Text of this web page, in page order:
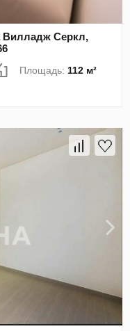
Вилладж Серкл,
Площадь: 112 м²